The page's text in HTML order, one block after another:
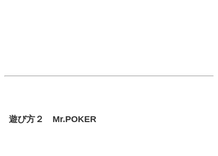
遊び方２ Mr.POKER